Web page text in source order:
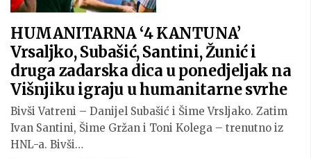
HUMANITARNA ‘4 KANTUNA’
Vrsaljko, Subašić, Santini, Žunić i
druga zadarska dica u ponedjeljak na
Višnjiku igraju u humanitarne svrhe
Bivši Vatreni – Danijel Subašić i Šime Vrsljako. Zatim
Ivan Santini, Šime Gržan i Toni Kolega – trenutno iz
HNL-a. Bivši…